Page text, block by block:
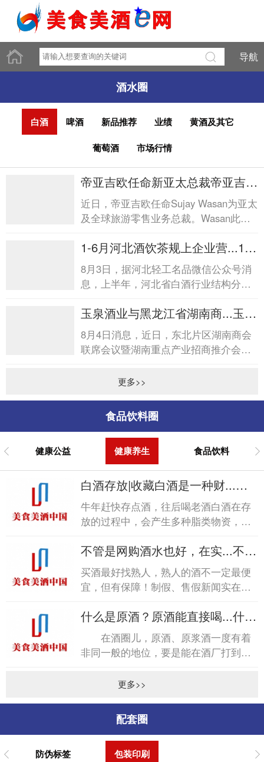
导航
酒水圈
白酒 啤酒 新品推荐 业绩 黄酒及其它
葡萄酒 市场行情
帝亚吉欧任命新亚太总裁帝亚吉欧
任命新亚太总裁
近日，帝亚吉欧任命Sujay Wasan为亚太
及全球旅游零售业务总裁。Wasan此前
4月调任帝亚吉欧北美区总...
1-6月河北酒饮茶规上企业营...1-6
月河北酒饮茶规上企业营...
8月3日，据河北轻工名品微信公众号消
息，上半年，河北省白酒行业结构分化
消费场景向日常休闲、亲...
玉泉酒业与黑龙江省湖南商...玉泉
酒业与黑龙江省湖南商...
8月4日消息，近日，东北片区湖南商会
联席会议暨湖南重点产业招商推介会在
商会诚挚答谢玉泉酒业在...
更多>>
食品饮料圈
健康公益 健康养生 食品饮料
白酒存放|收藏白酒是一种财...白
酒存放|收藏白酒是一种财...
牛年赶快存点酒，往后喝老酒白酒在存
放的过程中，会产生多种脂类物资，
香气，但这种...
不管是网购酒水也好，在实...不管
是网购酒水也好，在实...
买酒最好找熟人，熟人的酒不一定最便
宜，但有保障！制假、售假新闻实在是
造假，心中不免五味杂陈...
什么是原酒？原酒能直接喝...什么
是原酒？原酒能直接喝...
在酒圈儿，原酒、原浆酒一度有着
非同一般的地位，要是能在酒厂打到纯
事儿。商标、无统一包装...
更多>>
配套圈
防伪标签 包装印刷